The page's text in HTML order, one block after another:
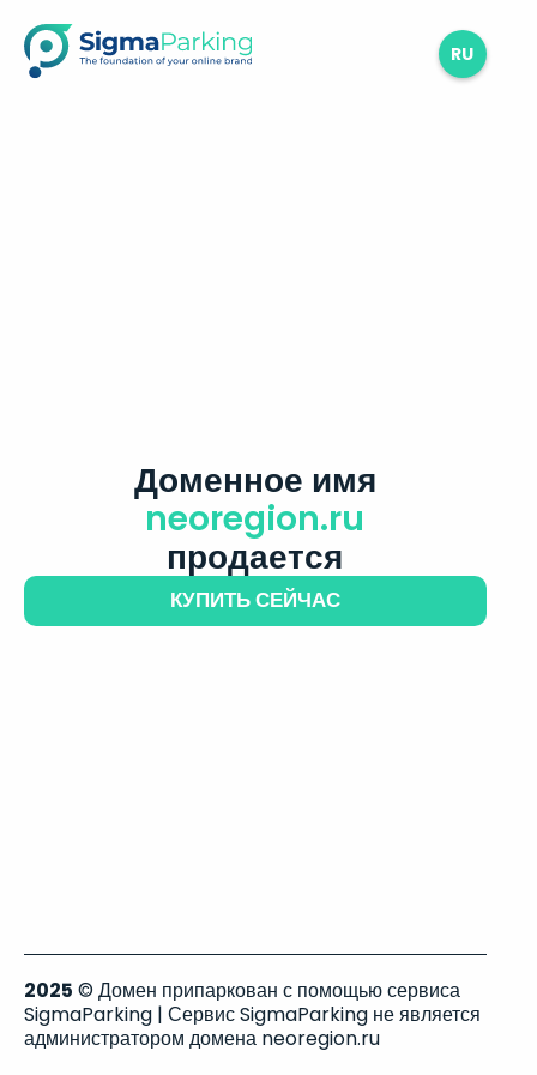
RU
Доменное имя
neoregion.ru
продается
КУПИТЬ СЕЙЧАС
2025 © Домен припаркован с помощью сервиса
SigmaParking | Сервис SigmaParking не является
администратором домена neoregion.ru